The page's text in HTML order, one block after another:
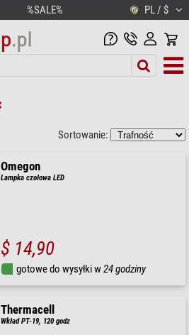
%SALE% PL / $
Sortowanie:
Omegon
Lampka czołowa LED
$ 14,90
gotowe do wysyłki w24 godziny
Thermacell
Wkład PT-19, 120 godz